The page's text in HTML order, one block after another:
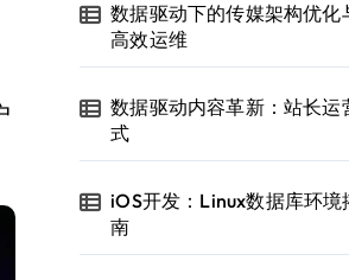
数据驱动下的传媒架构优化
高效运维
数据驱动内容革新：站长运
式
iOS开发：Linux数据库环境
南